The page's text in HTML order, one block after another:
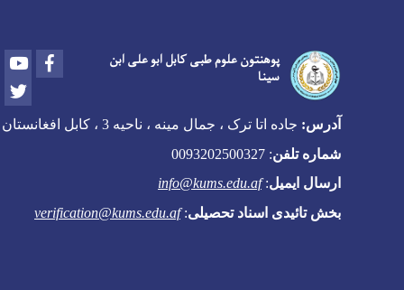
پوهنتون علوم طبی کابل ابو علی ابن
سینا
Youtube
آدرس: جاده اتا ترک ، جمال مینه ، ناحیه 3 ، کابل افغانستان
شماره تلفن:
ارسال ایمیل:
info@kums.edu.af
بخش تائیدی اسناد تحصیلی:
verification@kums.edu.af